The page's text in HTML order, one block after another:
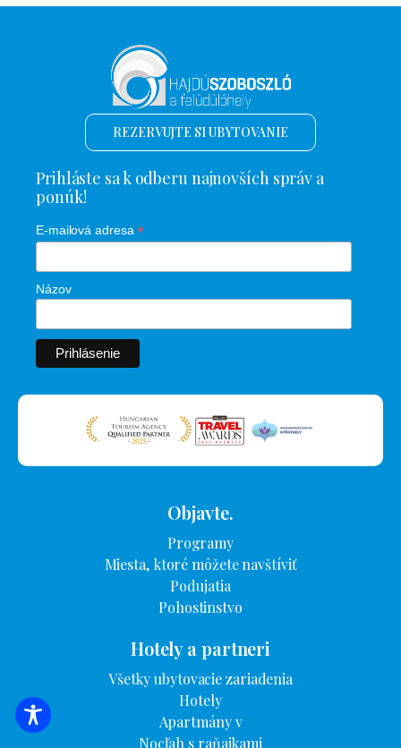
VYHĽADÁVANIE UBYTOVANIA
REZERVUJTE SI UBYTOVANIE
Prihláste sa k odberu najnovších správ a
ponúk!
E-mailová adresa*
Názov
Objavte.
Programy
Miesta, ktoré môžete navštíviť
Podujatia
Pohostinstvo
Hotely a partneri
Všetky ubytovacie zariadenia
Hotely
Apartmány v
Nocľah s raňajkami